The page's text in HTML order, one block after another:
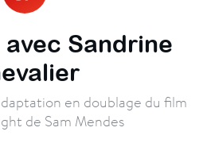
Sandrine
en doublage du film
de Sam Mendes